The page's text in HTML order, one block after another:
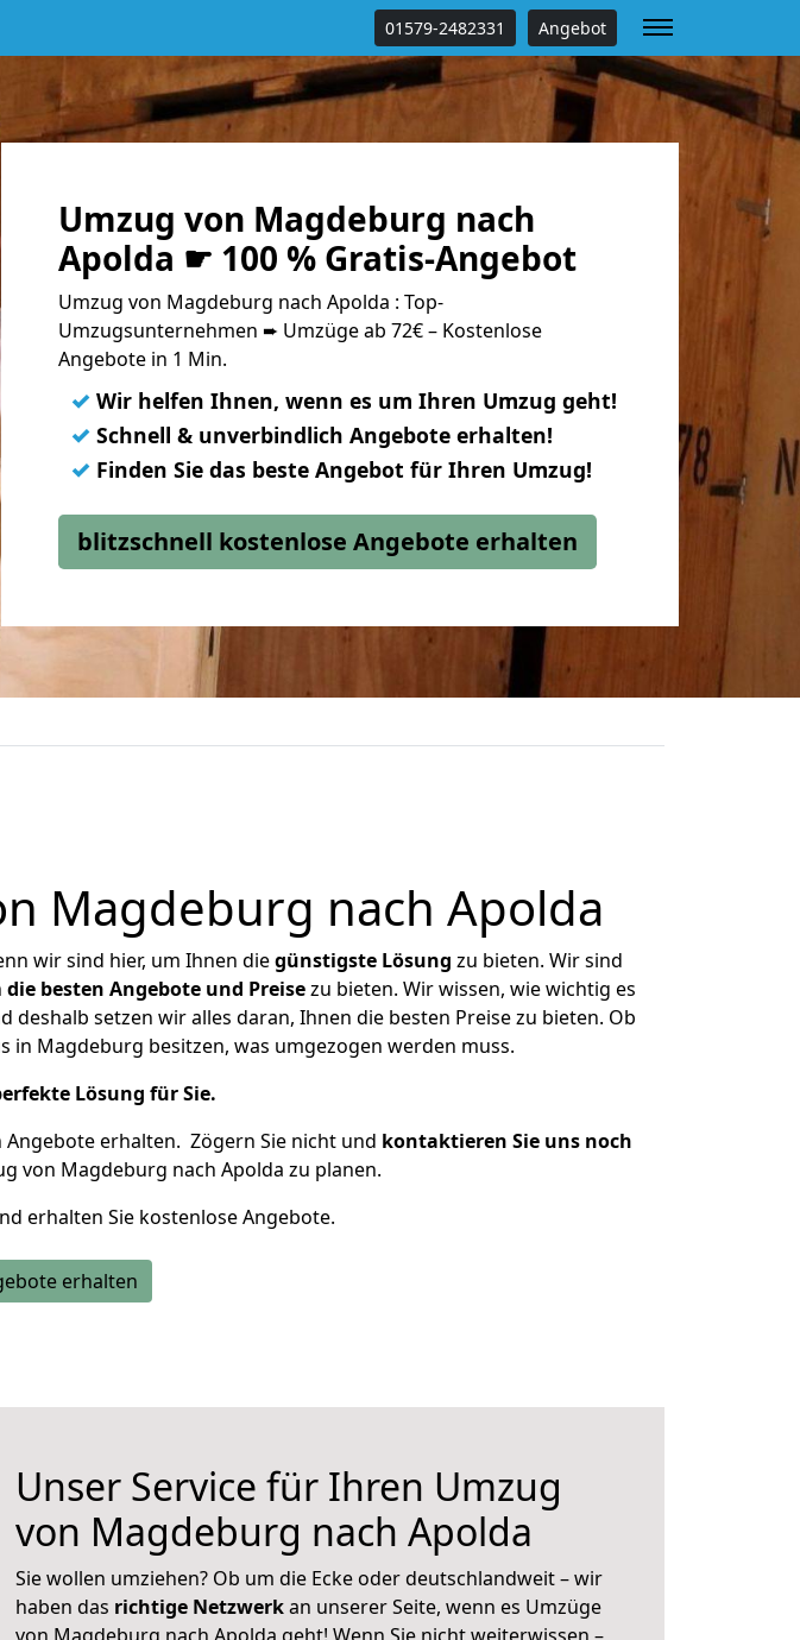
01579-2482331 Angebot
Umzug von Magdeburg nach
Apolda ☛ 100 % Gratis-Angebot
Umzug von Magdeburg nach Apolda : Top-
Umzugsunternehmen ➨ Umzüge ab 72€ – Kostenlose
Angebote in 1 Min.
✓ Wir helfen Ihnen, wenn es um Ihren Umzug geht!
✓ Schnell & unverbindlich Angebote erhalten!
✓ Finden Sie das beste Angebot für Ihren Umzug!
blitzschnell kostenlose Angebote erhalten
Magdeburg nach Apolda
wir sind hier, um Ihnen diegünstigste Lösung zu bieten. Wir sind
die besten Angebote und Preisezu bieten. Wir wissen, wie wichtig es
setzen wir alles daran, Ihnen die besten Preise zu bieten. Ob
in Magdeburg besitzen, was umgezogen werden muss.
Lösung für Sie.
Angebote erhalten. Zögern Sie nicht und kontaktieren Sie uns noch
von Magdeburg nach Apolda zu planen.
erhalten Sie kostenlose Angebote.
erhalten
Unser Service für Ihren Umzug
von Magdeburg nach Apolda
Sie wollen umziehen? Ob um die Ecke oder deutschlandweit – wir
haben das richtige Netzwerkan unserer Seite, wenn es Umzüge